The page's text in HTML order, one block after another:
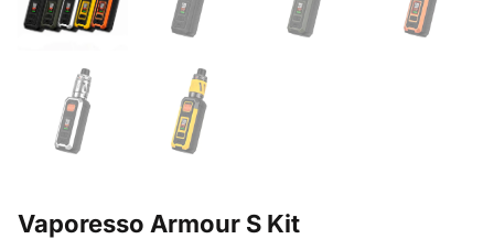
Vaporesso Armour S Kit